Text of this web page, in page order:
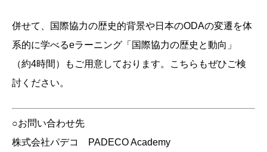
併せて、国際協力の歴史的背景や日本のODAの変遷を体
系的に学べるeラーニング「国際協力の歴史と動向」
（約4時間）もご用意しております。こちらもぜひご検
討ください。
○お問い合わせ先
株式会社パデコ PADECO Academy